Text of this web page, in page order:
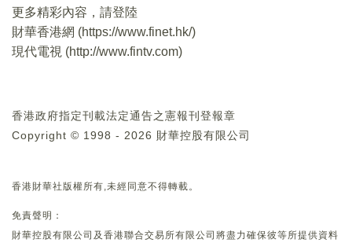
更多精彩內容，請登陸
財華香港網 (https://www.finet.hk/)
現代電視 (http://www.fintv.com)
香港政府指定刊載法定通告之憲報刊登報章
Copyright © 1998 - 2026 財華控股有限公司
香港財華社版權所有,未經同意不得轉載。
免責聲明：
財華控股有限公司及香港聯合交易所有限公司將盡力確保彼等所提供資料